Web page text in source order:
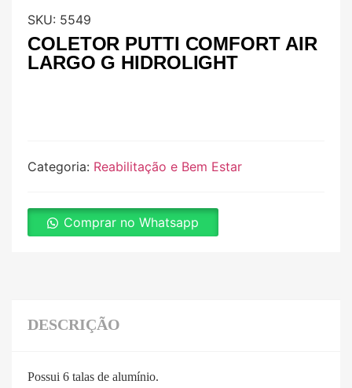
SKU: 5549
COLETOR PUTTI COMFORT AIR
LARGO G HIDROLIGHT
Categoria: Reabilitação e Bem Estar
Comprar no Whatsapp
DESCRIÇÃO
Possui 6 talas de alumínio.